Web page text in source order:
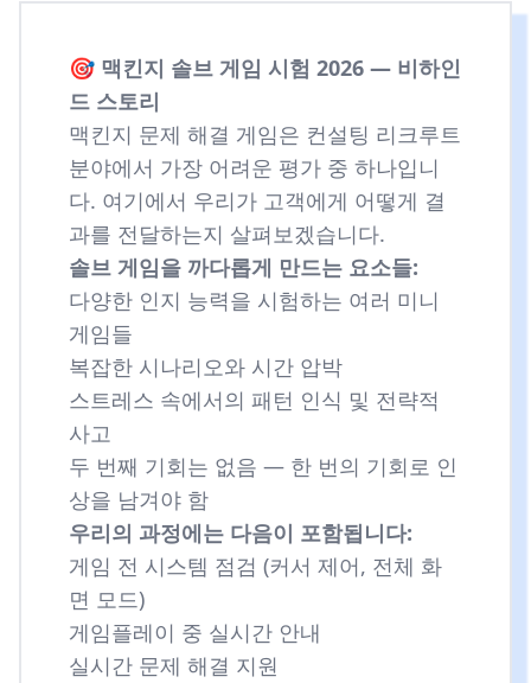
🎯 맥킨지 솔브 게임 시험 2026 — 비하인
드 스토리
맥킨지 문제 해결 게임은 컨설팅 리크루트
분야에서 가장 어려운 평가 중 하나입니
다. 여기에서 우리가 고객에게 어떻게 결
과를 전달하는지 살펴보겠습니다.
솔브 게임을 까다롭게 만드는 요소들:
다양한 인지 능력을 시험하는 여러 미니
게임들
복잡한 시나리오와 시간 압박
스트레스 속에서의 패턴 인식 및 전략적
사고
두 번째 기회는 없음 — 한 번의 기회로 인
상을 남겨야 함
우리의 과정에는 다음이 포함됩니다:
게임 전 시스템 점검 (커서 제어, 전체 화
면 모드)
게임플레이 중 실시간 안내
실시간 문제 해결 지원